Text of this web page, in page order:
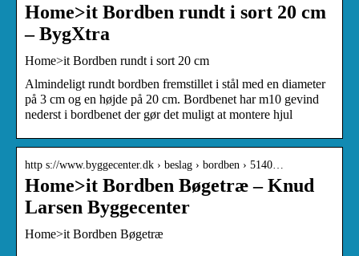
Home>it Bordben rundt i sort 20 cm
– BygXtra
Home>it Bordben rundt i sort 20 cm
Almindeligt rundt bordben fremstillet i stål med en diameter
på 3 cm og en højde på 20 cm. Bordbenet har m10 gevind
nederst i bordbenet der gør det muligt at montere hjul
http s://www.byggecenter.dk › beslag › bordben › 5140…
Home>it Bordben Bøgetræ – Knud
Larsen Byggecenter
Home>it Bordben Bøgetræ